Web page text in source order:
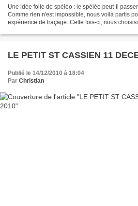
Une idée folle de spéléo : le spéléo peut-il
Comme rien n'est impossible, nous voilà partis
expérience de traçage. Cette fois-ci, nous
LE PETIT ST CASSIEN 11
Publié le 14/12/2010 à 18:04
Par Christian